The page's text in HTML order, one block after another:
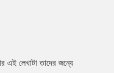
এই লেখাটা তাদের জন্যে